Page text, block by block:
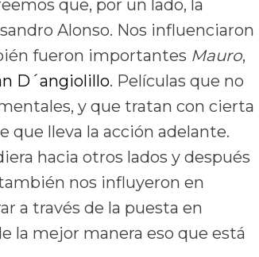
que, por un lado, la
Alonso. Nos influenciaron
fueron importantes Mauro,
D´angiolillo. Películas que no
y que tratan con cierta
que lleva la acción adelante.
hacia otros lados y después
nos influyeron en
a través de la puesta en
la mejor manera eso que está